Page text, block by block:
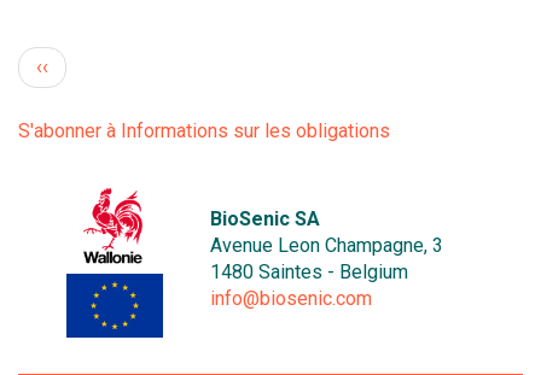
Pagination
Page précédente
‹‹
S'abonner à Informations sur les obligations
BioSenic SA
Avenue Leon Champagne, 3
1480 Saintes - Belgium
info@biosenic.com